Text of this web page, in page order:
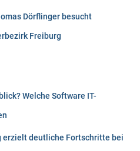
Dörflinger besucht
Freiburg
Welche Software IT-
erzielt deutliche Fortschritte bei